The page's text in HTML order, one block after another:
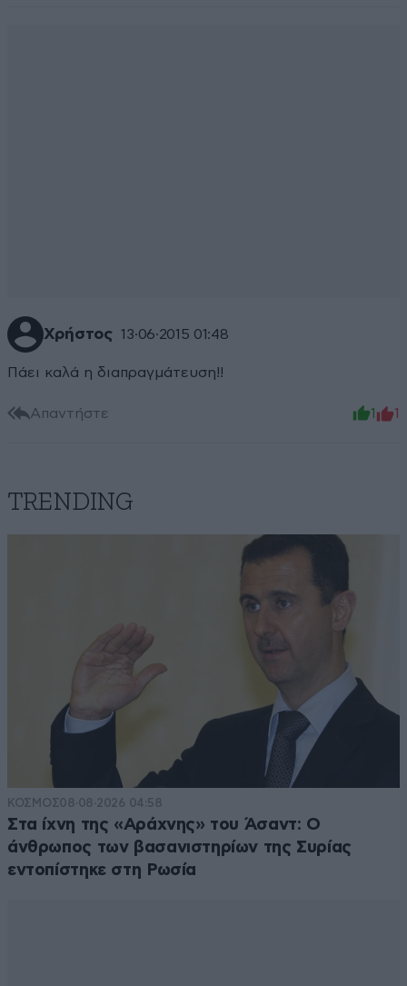
Χρήστος 13·06·2015 01:48
Πάει καλά η διαπραγμάτευση!!
Απαντήστε 1 1
TRENDING
ΚΟΣΜΟΣ08·08·2026 04:58
Στα ίχνη της «Αράχνης» του Άσαντ: Ο
άνθρωπος των βασανιστηρίων της Συρίας
εντοπίστηκε στη Ρωσία